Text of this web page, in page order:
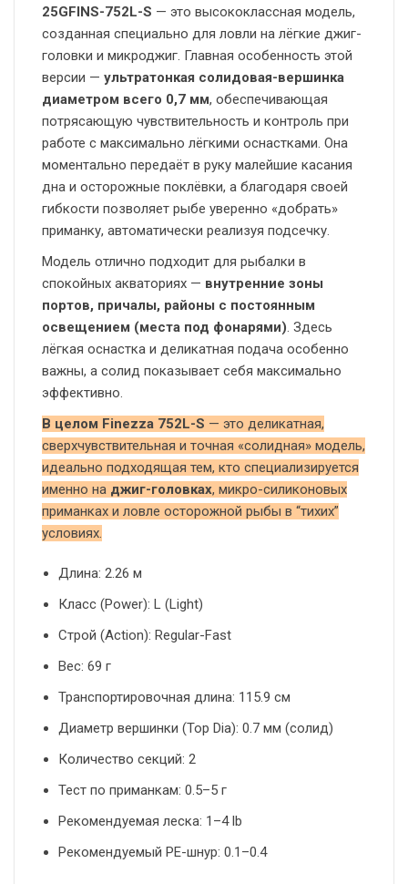
25GFINS-752L-S — это высококлассная модель,
созданная специально для ловли на лёгкие джиг-
головки и микроджиг. Главная особенность этой
версии — ультратонкая солидовая-вершинка
диаметром всего 0,7 мм, обеспечивающая
потрясающую чувствительность и контроль при
работе с максимально лёгкими оснастками. Она
моментально передаёт в руку малейшие касания
дна и осторожные поклёвки, а благодаря своей
гибкости позволяет рыбе уверенно «добрать»
приманку, автоматически реализуя подсечку.
Модель отлично подходит для рыбалки в
спокойных акваториях — внутренние зоны
портов, причалы, районы с постоянным
освещением (места под фонарями). Здесь
лёгкая оснастка и деликатная подача особенно
важны, а солид показывает себя максимально
эффективно.
В целом Finezza 752L-S — это деликатная,
сверхчувствительная и точная «солидная» модель,
идеально подходящая тем, кто специализируется
именно на джиг-головках, микро-силиконовых
приманках и ловле осторожной рыбы в “тихих”
условиях.
Длина: 2.26 м
Класс (Power): L (Light)
Строй (Action): Regular-Fast
Вес: 69 г
Транспортировочная длина: 115.9 см
Диаметр вершинки (Top Dia): 0.7 мм (солид)
Количество секций: 2
Тест по приманкам: 0.5–5 г
Рекомендуемая леска: 1–4 lb
Рекомендуемый PE-шнур: 0.1–0.4